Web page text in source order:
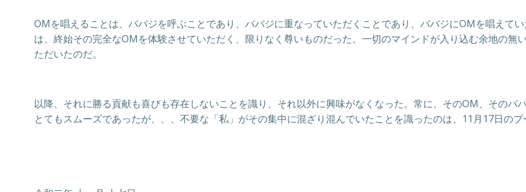
OMを唱えることは、ババジを呼ぶことであり、ババジに重なっていただくことであり、ババジにOMを唱えて
は、終始その完全なOMを体験させていただく、限りなく尊いものだった。一切のマインドが入り込む余地の無
ただいたのだ。
以降、それに勝る貢献も喜びも存在しないことを識り、それ以外に興味がなくなった。常に、そのOM、そのバ
とてもスムーズであったが、、、不要な「私」がその集中に混ざり混んでいたことを識ったのは、11月17日のプ